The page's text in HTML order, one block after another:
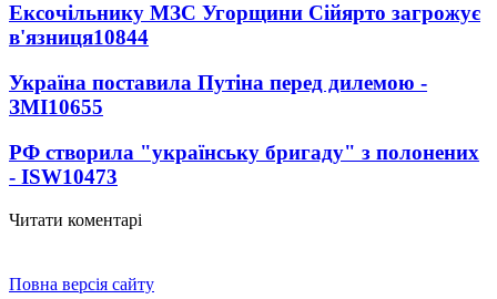
Ексочільнику МЗС Угорщини Сійярто загрожує
в'язниця10844
Україна поставила Путіна перед дилемою -
ЗМІ10655
РФ створила "українську бригаду" з полонених
- ISW10473
Читати коментарі
Повна версія сайту